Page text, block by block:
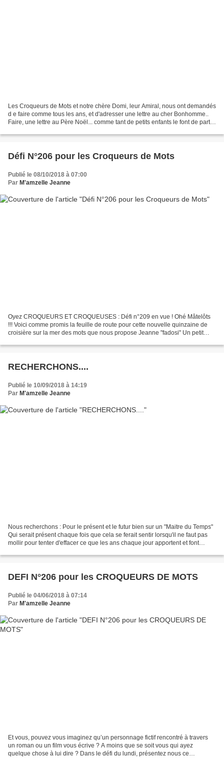
Les Croqueurs de Mots et notre chère Domi, leur Amiral, nous ont demandés
d e faire comme tous les ans, et d'adresser une lettre au cher Bonhomme..
Faire, une lettre au Père Noël... comme tant de petits enfants le font de part
Défi N°206 pour les Croqueurs de Mots
Publié le 08/10/2018 à 07:00
Par M'amzelle Jeanne
Oyez CROQUEURS ET CROQUEUSES : Défi n°209 en vue ! Ohé Mâtelôts
!!! Voici comme promis la feuille de route pour cette nouvelle quinzaine de
croisière sur la mer des mots que nous propose Jeanne "fadosi" Un petit
RECHERCHONS....
Publié le 10/09/2018 à 14:19
Par M'amzelle Jeanne
Nous recherchons : Pour le présent et le futur bien sur un "Maitre du Temps"
Qui serait présent chaque fois que cela se ferait sentir lorsqu'il ne faut pas
mollir pour tenter d'effacer ce que les ans chaque jour apportent et font
DEFI N°206 pour les CROQUEURS DE MOTS
Publié le 04/06/2018 à 07:14
Par M'amzelle Jeanne
Et vous, pouvez vous imaginez qu’un personnage fictif rencontré à travers
un roman ou un film vous écrive ? A moins que se soit vous qui ayez
quelque chose à lui dire ? Dans le défi du lundi, présentez nous ce